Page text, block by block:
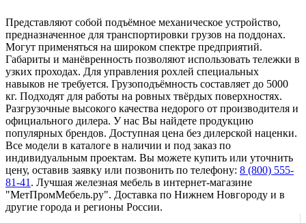
Представляют собой подъёмное механическое устройство,
предназначенное для транспортировки грузов на поддонах.
Могут применяться на широком спектре предприятий.
Габариты и манёвренность позволяют использовать тележки в
узких проходах. Для управления рохлей специальных
навыков не требуется. Грузоподъёмность составляет до 5000
кг. Подходят для работы на ровных твёрдых поверхностях.
Разгрузочные высокого качества недорого от производителя и
официального дилера. У нас Вы найдете продукцию
популярных брендов. Доступная цена без дилерской наценки.
Все модели в каталоге в наличии и под заказ по
индивидуальным проектам. Вы можете купить или уточнить
цену, оставив заявку или позвонить по телефону: 8 (800) 555-
81-41 . Лучшая железная мебель в интернет-магазине
"МетПромМебель.ру". Доставка по Нижнем Новгороду и в
другие города и регионы России.